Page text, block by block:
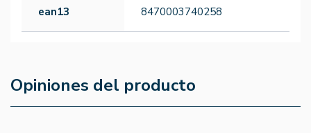
ean13 8470003740258
Opiniones del producto